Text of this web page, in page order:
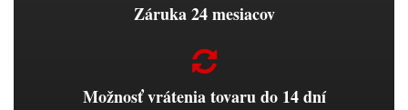
Záruka 24 mesiacov
Možnosť vrátenia tovaru do 14 dní